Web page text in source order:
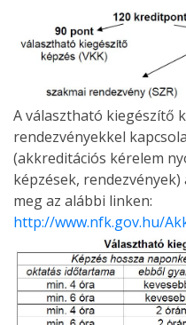
A választható kiegészítő
rendezvényekkel
(akkreditációs kérelem
képzések,
meg az alábbi linken:
http://www.nfk.gov.hu/